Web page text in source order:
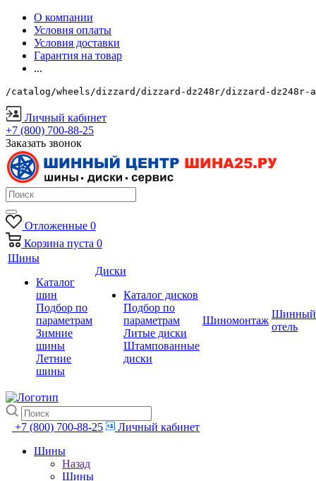
О компании
Условия оплаты
Условия доставки
Гарантия на товар
...
/catalog/wheels/dizzard/dizzard-dz248r/dizzard-
Личный кабинет
+7 (800) 700-88-25
Заказать звонок
Отложенные 0
Корзина пуста 0
Шины
Каталог
шин
Подбор по
параметрам
Зимние
шины
Летние
шины
Диски
Каталог дисков
Подбор по
параметрам
Литые диски
Штампованные
диски
Шиномонтаж
Шинный
отель
+7 (800) 700-88-25
Личный кабинет
Шины
Назад
Шины